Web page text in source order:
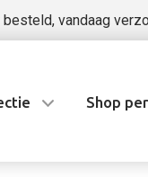
besteld, vandaag
Shop